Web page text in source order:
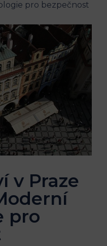
pro bezpečnost
v Praze
pro